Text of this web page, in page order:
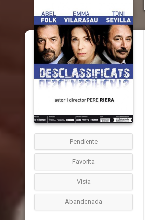
Pendiente
Favorita
Vista
Abandonada